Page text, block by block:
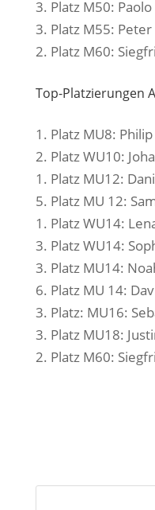
3. Platz M50:
3. Platz M55:
2. Platz M60:
Top-Platzierungen
1. Platz MU8:
2. Platz WU10:
1. Platz MU12:
5. Platz MU 12:
1. Platz WU14:
3. Platz WU14:
3. Platz MU14:
6. Platz MU 14:
3. Platz: MU16:
3. Platz MU18:
2. Platz M60: